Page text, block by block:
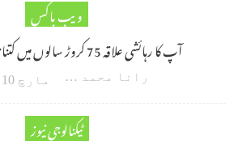
ویب باکس
آپ کا رہائشی علاقہ 75 کروڑ سالوں میں کتنا تبدیل ہوا ہے؟
رانا محمد امین اکبر مارچ 10، 2025
ٹیکنالوجی نیوز